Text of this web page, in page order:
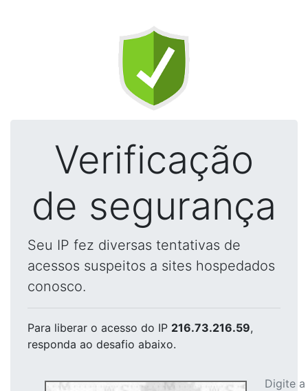
Verificação
de segurança
Seu IP fez diversas tentativas de
acessos suspeitos a sites hospedados
conosco.
Para liberar o acesso do IP 216.73.216.59,
responda ao desafio abaixo.
Digite